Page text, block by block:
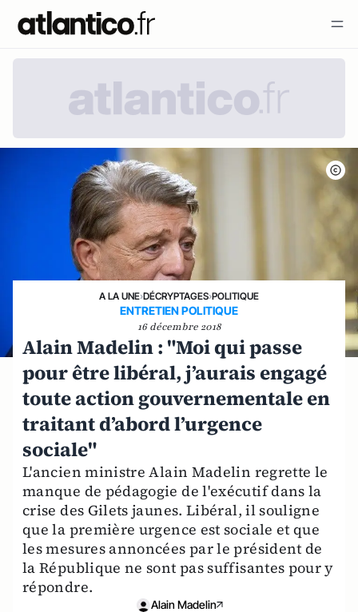
A LA UNE›DÉCRYPTAGES›POLITIQUE
ENTRETIEN POLITIQUE
16 décembre 2018
Alain Madelin : "Moi qui passe
pour être libéral, j’aurais engagé
toute action gouvernementale en
traitant d’abord l’urgence
sociale"
L'ancien ministre Alain Madelin regrette le
manque de pédagogie de l'exécutif dans la
crise des Gilets jaunes. Libéral, il souligne
que la première urgence est sociale et que
les mesures annoncées par le président de
la République ne sont pas suffisantes pour y
répondre.
Alain Madelin